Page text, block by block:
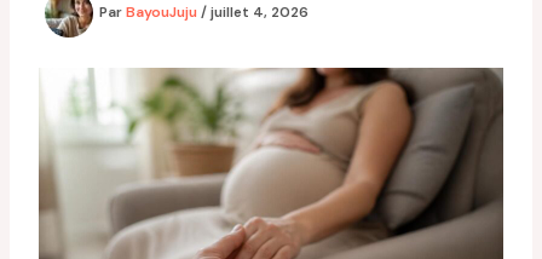
ParBayouJuju /juillet 4, 2026